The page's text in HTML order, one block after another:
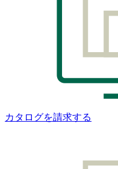
カタログを請求する